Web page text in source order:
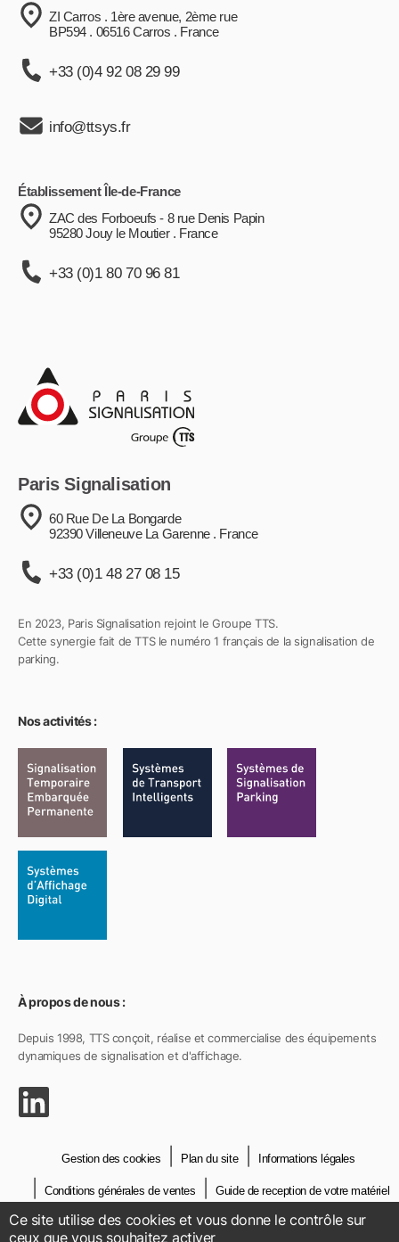
ZI Carros . 1ère avenue, 2ème rue
BP594 . 06516 Carros . France
+33 (0)4 92 08 29 99
info@ttsys.fr
Établissement Île-de-France
ZAC des Forboeufs - 8 rue Denis Papin
95280 Jouy le Moutier . France
+33 (0)1 80 70 96 81
Paris Signalisation
60 Rue De La Bongarde
92390 Villeneuve La Garenne . France
+33 (0)1 48 27 08 15
En 2023, Paris Signalisation rejoint le Groupe TTS.
Cette synergie fait de TTS le numéro 1 français de la signalisation de
parking.
Nos activités :
À propos de nous :
Depuis 1998, TTS conçoit, réalise et commercialise des équipements
dynamiques de signalisation et d'affichage.
Gestion des cookies Plan du site Informations légales
Conditions générales de ventes Guide de reception de votre matériel
Crédits Contact
Ce site utilise des cookies et vous donne le contrôle sur
ceux que vous souhaitez activer